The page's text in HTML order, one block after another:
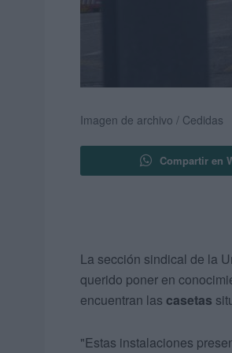
Imagen de archivo / Cedidas
Compartir en
La sección sindical de la
querido poner en
encuentran las casetas
"Estas instalaciones